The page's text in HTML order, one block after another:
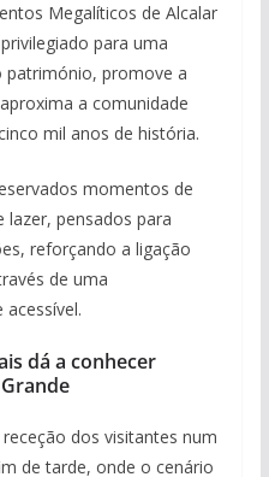
Megalíticos de Alcalar
para uma
património, promove a
a comunidade
mil anos de história.
momentos de
lazer, pensados para
reforçando a ligação
de uma
dá a conhecer
dos visitantes num
de tarde, onde o cenário